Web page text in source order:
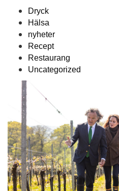
Dryck
Hälsa
nyheter
Recept
Restaurang
Uncategorized